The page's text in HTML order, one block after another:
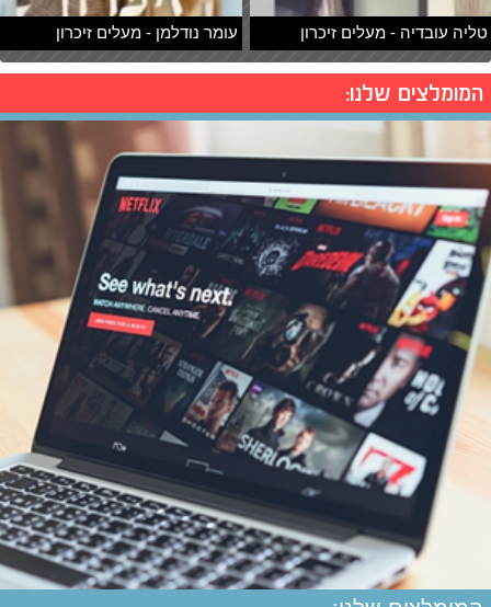
טליה עובדיה - מעלים זיכרון עומר נודלמן - מעלים זיכרון
המומלצים שלנו: